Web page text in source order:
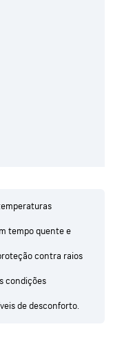
tempo quente e
contra raios
condições
de desconforto.